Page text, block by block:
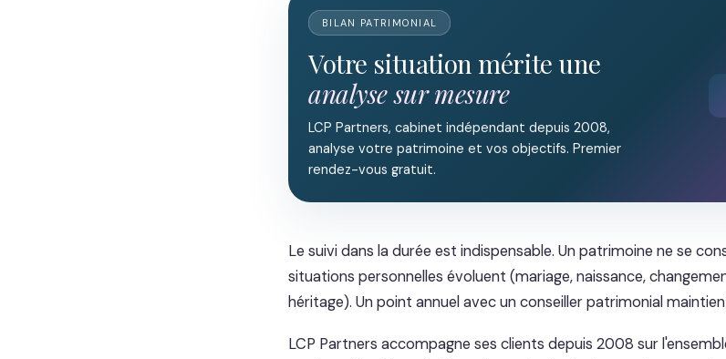
BILAN PATRIMONIAL
Votre situation mérite une
analyse sur mesure
LCP Partners, cabinet indépendant depuis 2008,
analyse votre patrimoine et vos objectifs. Premier
rendez-vous gratuit.
Le suivi dans la durée est indispensable. Un patrimoine ne se
situations personnelles évoluent (mariage, naissance,
héritage). Un point annuel avec un conseiller patrimonial
LCP Partners accompagne ses clients depuis 2008 sur